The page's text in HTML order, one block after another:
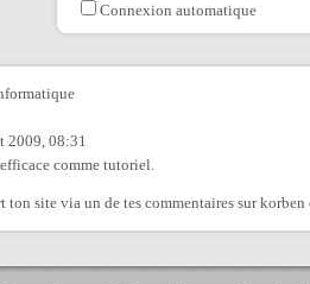
Connexion automatique
2009, 08:31
comme tutoriel.
ton site via un de tes commentaires sur